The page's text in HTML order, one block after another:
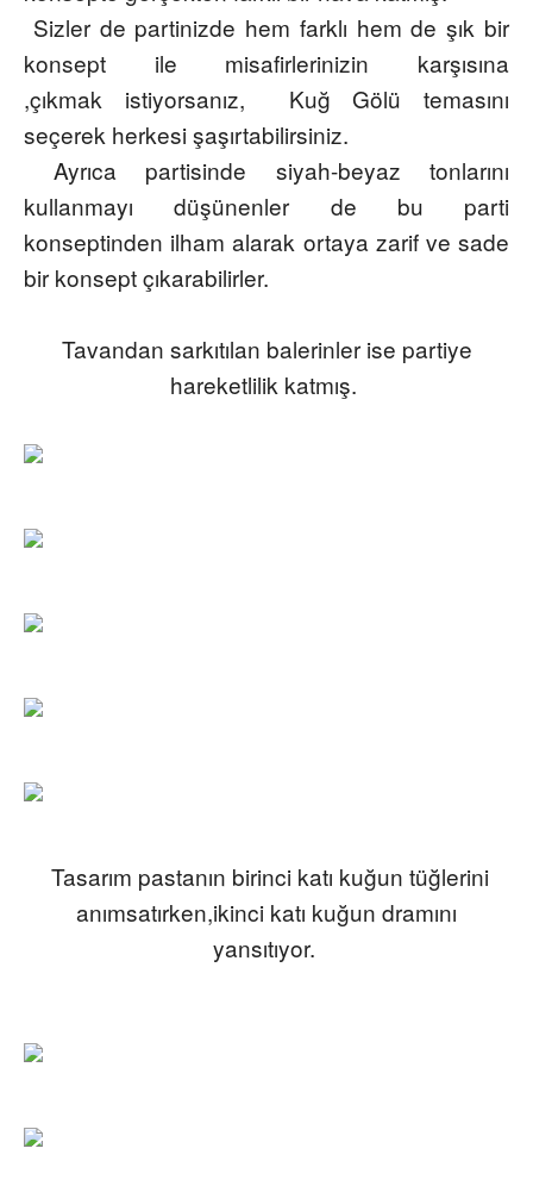
Sizler de partinizde hem farklı hem de şık bir
konsept ile misafirlerinizin karşısına
,çıkmak istiyorsanız, Kuğ Gölü temasını
seçerek herkesi şaşırtabilirsiniz.
Ayrıca partisinde siyah-beyaz tonlarını
kullanmayı düşünenler de bu parti
konseptinden ilham alarak ortaya zarif ve sade
bir konsept çıkarabilirler.
Tavandan sarkıtılan balerinler ise partiye
hareketlilik katmış.
Tasarım pastanın birinci katı kuğun tüğlerini
anımsatırken,ikinci katı kuğun dramını
yansıtıyor.